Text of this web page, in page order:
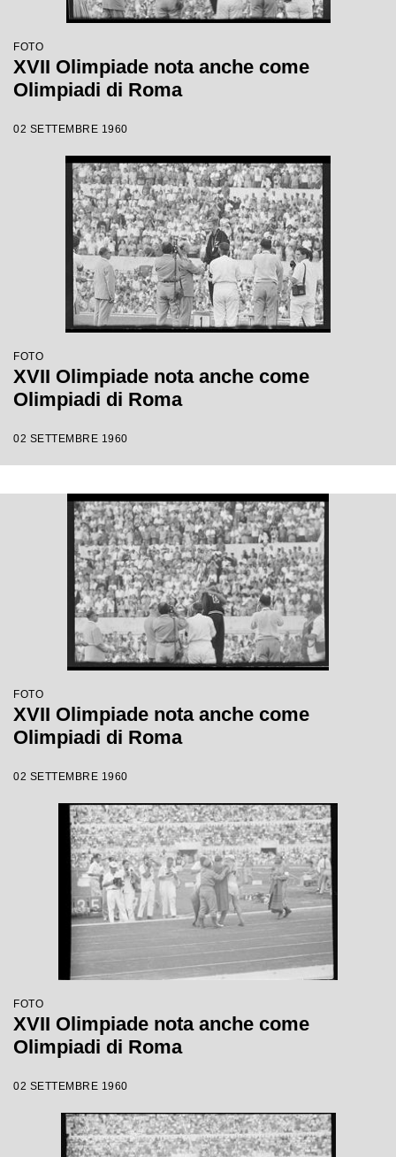
FOTO
XVII Olimpiade nota anche come
Olimpiadi di Roma
02 SETTEMBRE 1960
FOTO
XVII Olimpiade nota anche come
Olimpiadi di Roma
02 SETTEMBRE 1960
FOTO
XVII Olimpiade nota anche come
Olimpiadi di Roma
02 SETTEMBRE 1960
FOTO
XVII Olimpiade nota anche come
Olimpiadi di Roma
02 SETTEMBRE 1960